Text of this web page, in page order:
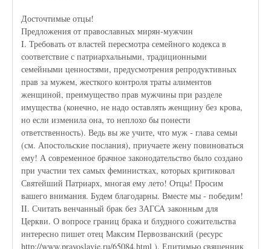
Досточтимые отцы!
Предложения от православных мирян-мужчин
I. Требовать от властей пересмотра семейного кодекса в
соответствие с патриархальными, традиционными
семейными ценностями, предусмотрения репродуктивных
прав за мужем, жесткого контроля траты алиментов
женщиной, преимущество прав мужчины при разделе
имущества (конечно, не надо оставлять женщину без крова,
но если изменила она, то неплохо бы понести
ответственность). Ведь вы же учите, что муж - глава семьи
(см. Апостольские послания), приучаете жену повиноваться
ему! А современное брачное законодательство было создано
при участии тех самых феминистках, которых критиковал
Святейший Патриарх, многая ему лето! Отцы! Просим
вашего внимания. Будем благодарны. Вместе мы - победим!
II. Считать венчанный брак без ЗАГСА законным для
Церкви. О вопросе границ брака и блудного сожительства
интересно пишет отец Максим Первозванский (ресурс
http://www.pravoslavie.ru/65084.html ). Епитимью священник